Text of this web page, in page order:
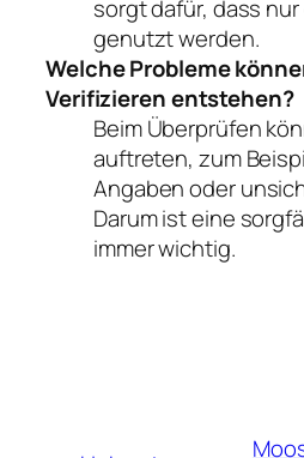
sorgt dafür, dass
genutzt werden.
Welche Probleme
Verifizieren entstehen?
Beim Überprüfen
auftreten, zum
Angaben oder
Darum ist eine
immer wichtig.